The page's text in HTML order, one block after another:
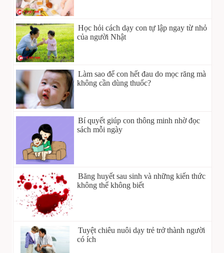
Học hỏi cách dạy con tự lập ngay từ nhỏ
của người Nhật
Làm sao để con hết đau do mọc răng mà
không cần dùng thuốc?
Bí quyết giúp con thông minh nhờ đọc
sách mỗi ngày
Băng huyết sau sinh và những kiến thức
không thể không biết
Tuyệt chiêu nuôi dạy trẻ trở thành người
có ích